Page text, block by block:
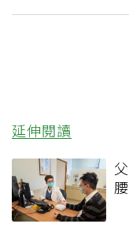
延伸閱讀